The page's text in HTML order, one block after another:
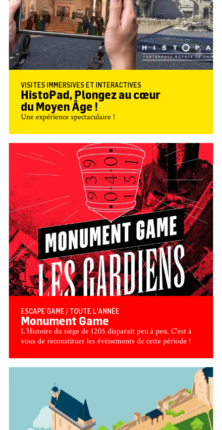
VISITES IMMERSIVES ET INTERACTIVES
HistoPad, Plongez au cœur
du Moyen Âge !
Une expérience spectaculaire !
ESCAPE GAME / TOUTE L'ANNÉE
Monument Game
L’Histoire du siège de 1205 disparaît peu à peu. C'est à
vous de reconstituer les évènements de cette période !